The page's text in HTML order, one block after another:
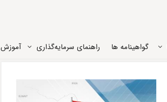
گواهینامه ها راهنمای سرمایه‌گذاری آموزش